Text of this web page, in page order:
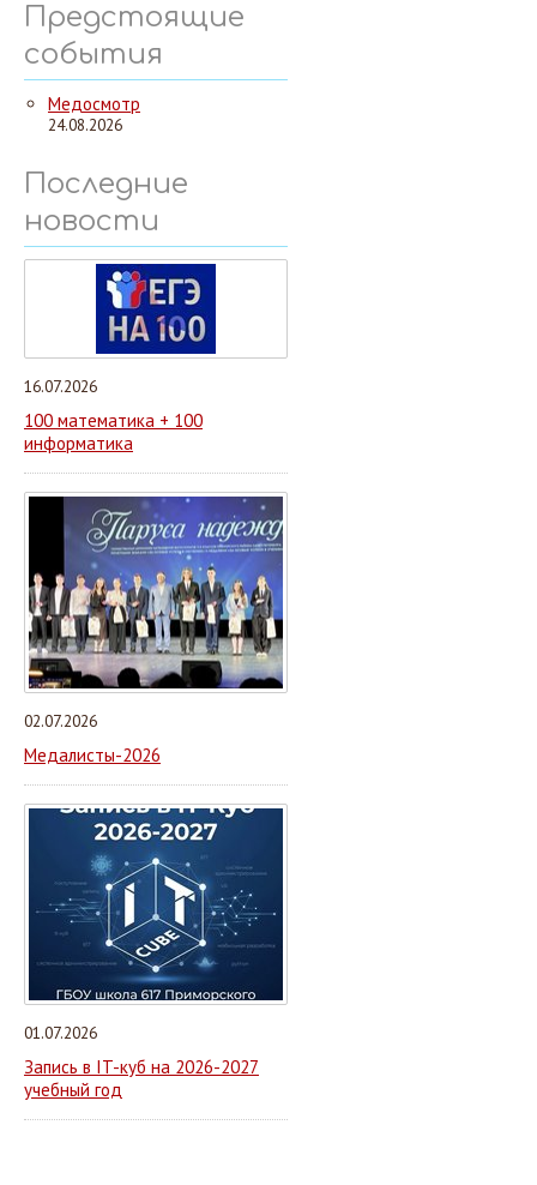
Предстоящие
события
Медосмотр
24.08.2026
Последние
новости
16.07.2026
100 математика + 100
информатика
02.07.2026
Медалисты-2026
01.07.2026
Запись в IT-куб на 2026-2027
учебный год